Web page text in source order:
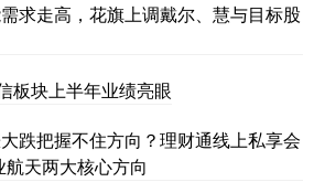
求走高，花旗上调戴尔、慧与目标股
板块上半年业绩亮眼
跌把握不住方向？理财通线上私享会
天两大核心方向